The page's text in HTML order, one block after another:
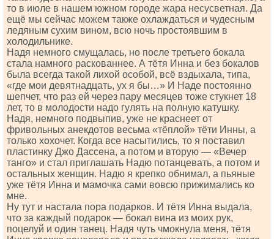
то в июле в нашем южном городе жара несусветная. Да
ещё мы сейчас можем также охлаждаться и чудесным
ледяным сухим вином, всю ночь простоявшим в
холодильнике.
Надя немного смущалась, но после третьего бокала
стала намного раскованнее. А тётя Инна и без бокалов
была всегда такой лихой особой, всё вздыхала, типа,
«где мои девятнадцать, ух я бы…» И Наде постоянно
шепчет, что раз ей через пару месяцев тоже стукнет 18
лет, то в молодости надо гулять на полную катушку.
Надя, немного подвыпив, уже не краснеет от
фривольных анекдотов весьма «тёплой» тёти Инны, а
только хохочет. Когда все насытились, то я поставил
пластинку Джо Дассена, а потом и вторую — «Вечер
танго» и стал приглашать Надю потанцевать, а потом и
остальных женщин. Надю я крепко обнимал, а пьяные
уже тётя Инна и мамочка сами вовсю прижимались ко
мне.
Ну тут и настала пора подарков. И тётя Инна выдала,
что за каждый подарок — бокал вина из моих рук,
поцелуй и один танец. Надя чуть чмокнула меня, тётя